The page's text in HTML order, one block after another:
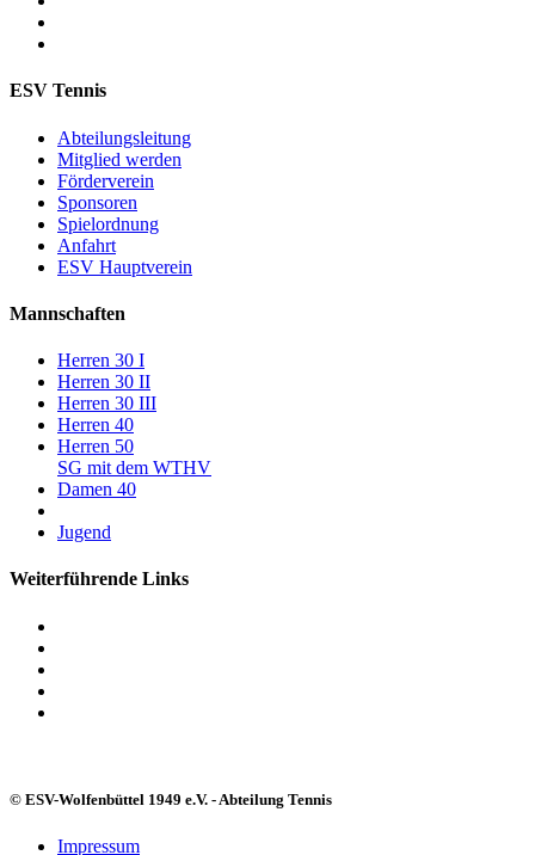
ESV Tennis
Abteilungsleitung
Mitglied werden
Förderverein
Sponsoren
Spielordnung
Anfahrt
ESV Hauptverein
Mannschaften
Herren 30 I
Herren 30 II
Herren 30 III
Herren 40
Herren 50
SG mit dem WTHV
Damen 40
Jugend
Weiterführende Links
© ESV-Wolfenbüttel 1949 e.V. - Abteilung Tennis
Impressum